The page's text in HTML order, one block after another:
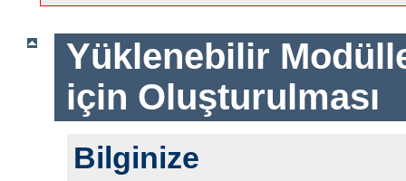
Yüklenebilir
için Oluşturulması
Bilginize